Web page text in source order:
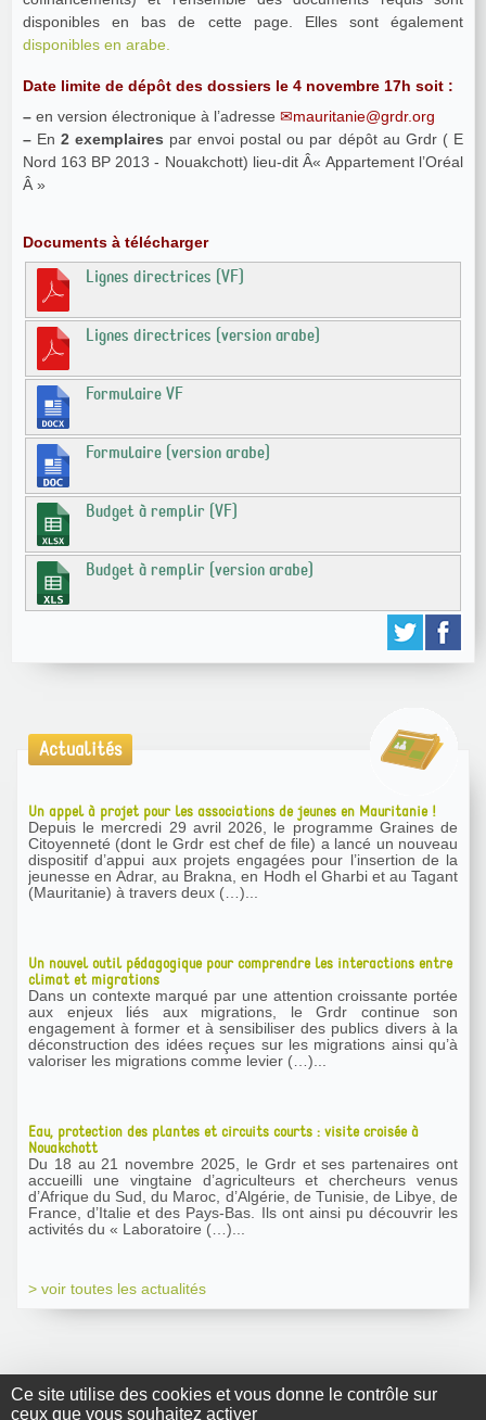
Ce site utilise des cookies et vous donne le contrôle sur
ceux que vous souhaitez activer
disponibles en bas de cette page. Elles sont également
disponibles en arabe.
Date limite de dépôt des dossiers le 4 novembre 17h soit :
– en version électronique à l’adresse
mauritanie@grdr.org
– En 2 exemplaires par envoi postal ou par dépôt au Grdr ( E
Nord 163 BP 2013 - Nouakchott) lieu-dit Â« Appartement l’Oréal
Â »
Documents à télécharger
Lignes directrices (VF)
Lignes directrices (version arabe)
Formulaire VF
Formulaire (version arabe)
Budget à remplir (VF)
Budget à remplir (version arabe)
Actualités
Un appel à projet pour les associations de jeunes en Mauritanie !
Depuis le mercredi 29 avril 2026, le programme Graines de
Citoyenneté (dont le Grdr est chef de file) a lancé un nouveau
dispositif d’appui aux projets engagées pour l’insertion de la
jeunesse en Adrar, au Brakna, en Hodh el Gharbi et au Tagant
(Mauritanie) à travers deux (…)...
Un nouvel outil pédagogique pour comprendre les interactions entre
climat et migrations
Dans un contexte marqué par une attention croissante portée
aux enjeux liés aux migrations, le Grdr continue son
engagement à former et à sensibiliser des publics divers à la
déconstruction des idées reçues sur les migrations ainsi qu’à
valoriser les migrations comme levier (…)...
Eau, protection des plantes et circuits courts : visite croisée à
Nouakchott
Du 18 au 21 novembre 2025, le Grdr et ses partenaires ont
accueilli une vingtaine d’agriculteurs et chercheurs venus
d’Afrique du Sud, du Maroc, d’Algérie, de Tunisie, de Libye, de
France, d’Italie et des Pays-Bas. Ils ont ainsi pu découvrir les
activités du « Laboratoire (…)...
> voir toutes les actualités